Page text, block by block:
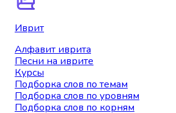
Иврит
Алфавит иврита
Песни на иврите
Курсы
Подборка слов по темам
Подборка слов по уровням
Подборка слов по корням